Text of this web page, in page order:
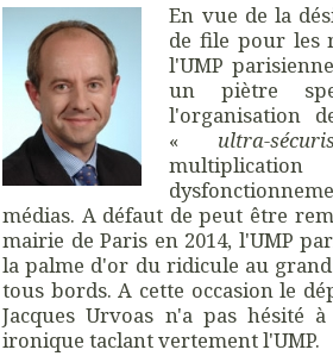
En vue de la
de file pour les
l'UMP
un piètre
l'organisation
« ultra-
médias. A défaut de peut être
mairie de Paris en 2014, l'UMP
la palme d'or du ridicule au
tous bords. A cette occasion le
Jacques Urvoas n'a pas hésité
ironique taclant vertement l'UMP.